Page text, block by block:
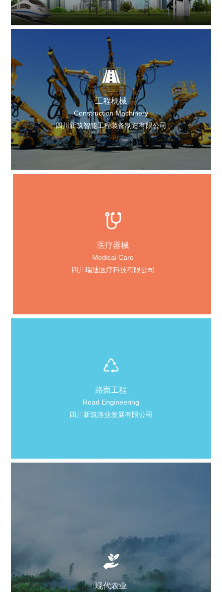
工程机械
Construction Machinery
四川新筑智能工程装备制造有限公司
医疗器械
Medical Care
四川瑞迪医疗科技有限公司
路面工程
Road Engineering
四川新筑路业发展有限公司
现代农业